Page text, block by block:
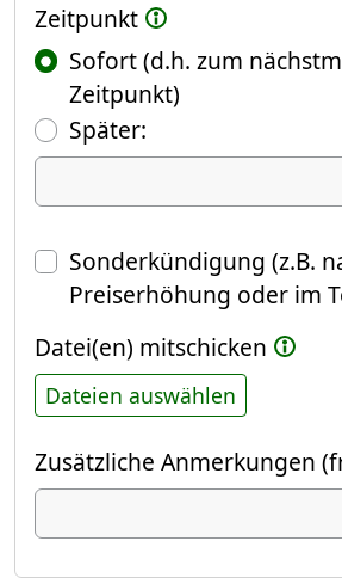
Zeitpunkt
Sofort (d.h. zum
Zeitpunkt)
Später:(Fokus springt
Datum
Sonderkündigung (z.B.
Preiserhöhung oder im
Datei(en) mitschicken
Dateien auswählen
Zusätzliche Anmerkungen